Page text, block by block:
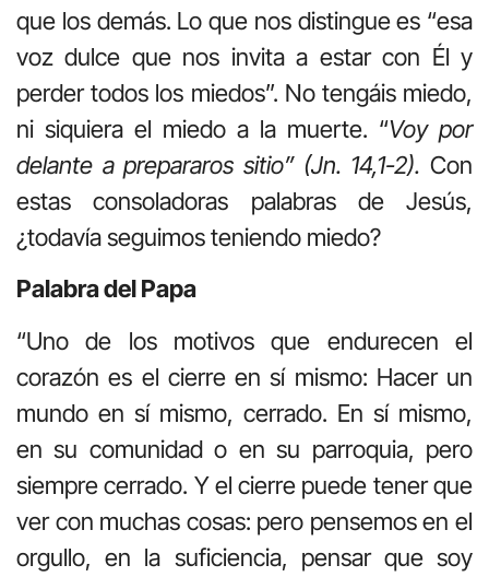
que los demás. Lo que nos distingue es “esa
voz dulce que nos invita a estar con Él y
perder todos los miedos”. No tengáis miedo,
ni siquiera el miedo a la muerte. “Voy por
delante a prepararos sitio” (Jn. 14,1-2). Con
estas consoladoras palabras de Jesús,
¿todavía seguimos teniendo miedo?
Palabra del Papa
“Uno de los motivos que endurecen el
corazón es el cierre en sí mismo: Hacer un
mundo en sí mismo, cerrado. En sí mismo,
en su comunidad o en su parroquia, pero
siempre cerrado. Y el cierre puede tener que
ver con muchas cosas: pero pensemos en el
orgullo, en la suficiencia, pensar que soy